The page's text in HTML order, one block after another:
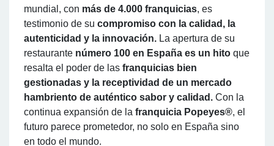
mundial, con más de 4.000 franquicias, es
testimonio de su compromiso con la calidad, la
autenticidad y la innovación. La apertura de su
restaurante número 100 en España es un hito que
resalta el poder de las franquicias bien
gestionadas y la receptividad de un mercado
hambriento de auténtico sabor y calidad. Con la
continua expansión de la franquicia Popeyes®, el
futuro parece prometedor, no solo en España sino
en todo el mundo.